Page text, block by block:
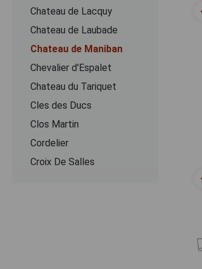
Chateau de Lacquy
Chateau de Laubade
Chateau de Maniban
Chevalier d'Espalet
Chаteau du Tariquet
Cles des Ducs
Clos Martin
Cordelier
Croix De Salles